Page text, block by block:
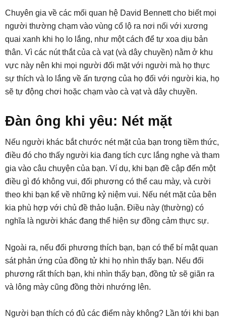
Chuyên gia về các mối quan hệ David Bennett cho biết mọi
người thường chạm vào vùng cổ lộ ra nơi nối với xương
quai xanh khi họ lo lắng, như một cách để tự xoa dịu bản
thân. Vì các nút thắt của cà vạt (và dây chuyền) nằm ở khu
vực này nên khi mọi người đối mặt với người mà họ thực
sự thích và lo lắng về ấn tượng của họ đối với người kia, họ
sẽ tự động chơi hoặc chạm vào cà vạt và dây chuyền.
Đàn ông khi yêu: Nét mặt
Nếu người khác bắt chước nét mặt của bạn trong tiềm thức,
điều đó cho thấy người kia đang tích cực lắng nghe và tham
gia vào câu chuyện của bạn. Ví dụ, khi bạn đề cập đến một
điều gì đó không vui, đối phương có thể cau mày, và cười
theo khi bạn kể về những kỷ niệm vui. Nếu nét mặt của bên
kia phù hợp với chủ đề thảo luận. Điều này (thường) có
nghĩa là người khác đang thể hiện sự đồng cảm thực sự.
Ngoài ra, nếu đối phương thích bạn, bạn có thể bí mật quan
sát phản ứng của đồng tử khi họ nhìn thấy bạn. Nếu đối
phương rất thích bạn, khi nhìn thấy bạn, đồng tử sẽ giãn ra
và lông mày cũng đồng thời nhướng lên.
Người bạn thích có đủ các điểm này không? Lần tới khi bạn